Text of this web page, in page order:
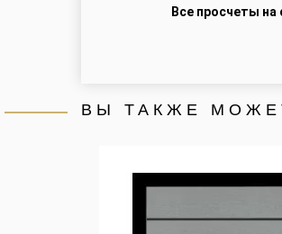
Все просчеты
ВЫ ТАКЖЕ